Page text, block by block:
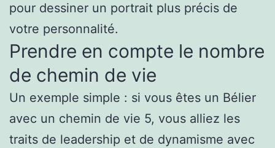
pour dessiner un portrait plus précis de
votre personnalité.
Prendre en compte le nombre
de chemin de vie
Un exemple simple : si vous êtes un Bélier
avec un chemin de vie 5, vous alliez les
traits de leadership et de dynamisme avec